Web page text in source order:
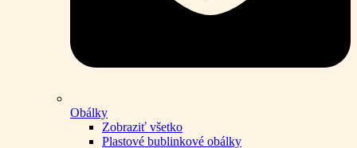
Obálky
Zobraziť všetko
Plastové bublinkové obálky